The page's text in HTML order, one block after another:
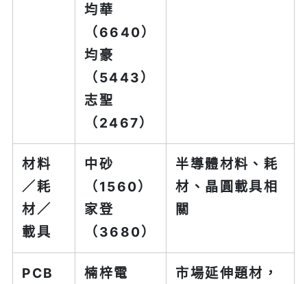
均華
（6640）
均豪
（5443）
志聖
（2467）
材料
／耗
材／
載具
中砂
（1560）
家登
（3680）
半導體材料、耗
材、晶圓載具相
關
PCB
楠梓電
市場延伸題材，